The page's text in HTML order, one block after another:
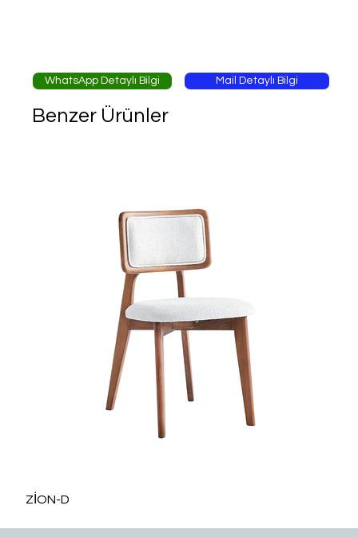
WhatsApp Detaylı Bilgi Mail Detaylı Bilgi
Benzer Ürünler
ZİON-D